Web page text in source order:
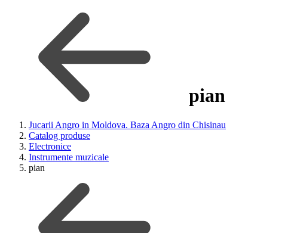
pian
Jucarii Angro in Moldova. Baza Angro din Chisinau
Catalog produse
Electronice
Instrumente muzicale
pian